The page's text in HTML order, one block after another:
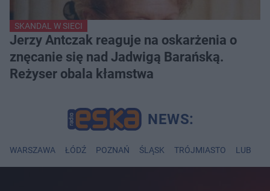
SKANDAL W SIECI
Jerzy Antczak reaguje na oskarżenia o
znęcanie się nad Jadwigą Barańską.
Reżyser obala kłamstwa
WARSZAWA ŁÓDŹ POZNAŃ ŚLĄSK TRÓJMIASTO LUBLIN